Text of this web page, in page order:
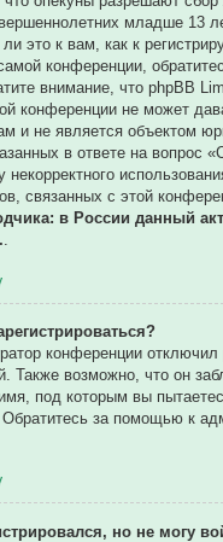
младше 13
это к вам, как к
конференции,
внимание, что phpBB
конференции не может
и не является объектом
в ответе на вопрос
некорректного
связанных с этой
в России данный
.
конференции отключил
Также возможно, что он
под которым вы
Обратитесь за помощью к
но не могу